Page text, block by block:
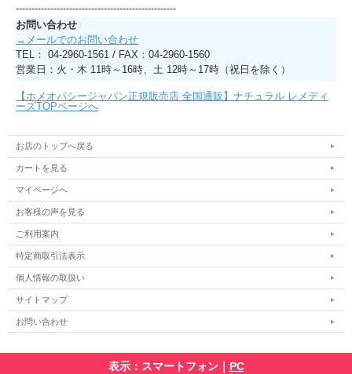
---------------------------------------------------
お問い合わせ
→メールでのお問い合わせ
TEL： 04-2960-1561 / FAX：04-2960-1560
営業日：火・木 11時～16時、土 12時～17時（祝日を除く）
【ホメオパシージャパン正規販売店 全国通販】ナチュラル レメディ
ーズTOPページへ
お店のトップへ戻る
カートを見る
マイページへ
お客様の声を見る
ご利用案内
特定商取引法表示
個人情報の取扱い
サイトマップ
お問い合わせ
表示：スマートフォン｜ PC